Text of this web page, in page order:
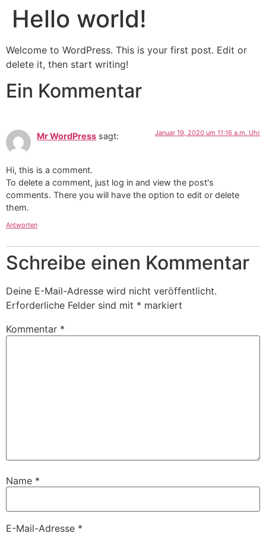
Hello world!
Welcome to WordPress. This is your first post. Edit or
delete it, then start writing!
Ein Kommentar
Mr WordPress sagt: Januar 19, 2020 um 11:16 a.m. Uhr
Hi, this is a comment.
To delete a comment, just log in and view the post's
comments. There you will have the option to edit or delete
them.
Antworten
Schreibe einen Kommentar
Deine E-Mail-Adresse wird nicht veröffentlicht.
Erforderliche Felder sind mit * markiert
Kommentar *
Name *
E-Mail-Adresse *